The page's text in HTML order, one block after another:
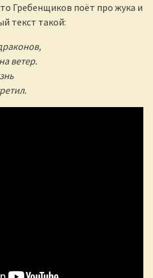
Гребенщиков поёт про жука и
текст такой:
ветер.